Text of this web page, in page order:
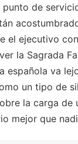
punto de
el ejecutivo
la Sagrada
española va
un tipo de
la carga de
mejor que